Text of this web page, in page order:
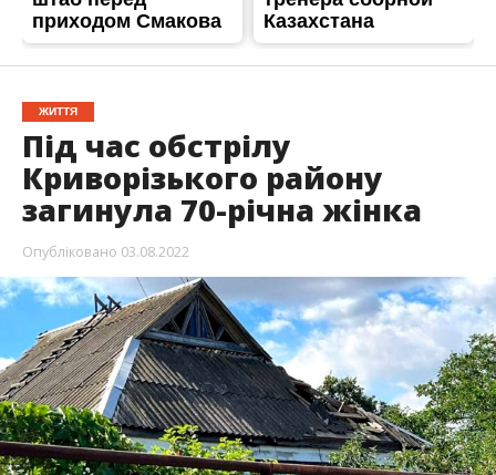
ЖИТТЯ
Під час обстрілу
Криворізького району
загинула 70-річна жінка
Опубліковано 03.08.2022